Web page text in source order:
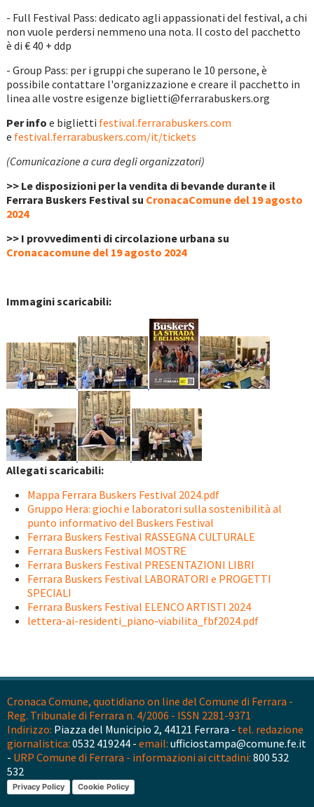
- Full Festival Pass: dedicato agli appassionati del festival, a chi
non vuole perdersi nemmeno una nota. Il costo del pacchetto
è di € 40 + ddp
- Group Pass: per i gruppi che superano le 10 persone, è
possibile contattare l'organizzazione e creare il pacchetto in
linea alle vostre esigenze biglietti@ferrarabuskers.org
Per info e biglietti festival.ferrarabuskers.com
e festival.ferrarabuskers.com/it/tickets
(Comunicazione a cura degli organizzatori)
>> Le disposizioni per la vendita di bevande durante il
Ferrara Buskers Festival su CronacaComune del 19 agosto
2024
>> I provvedimenti di circolazione urbana su
Cronacacomune del 19 agosto 2024
Immagini scaricabili:
Allegati scaricabili:
Mappa Ferrara Buskers Festival 2024.pdf
Gruppo Hera: giochi e laboratori sulla sostenibilità al
punto informativo del Buskers Festival
Ferrara Buskers Festival RASSEGNA CULTURALE
Ferrara Buskers Festival MOSTRE
Ferrara Buskers Festival PRESENTAZIONI LIBRI
Ferrara Buskers Festival LABORATORI e PROGETTI
SPECIALI
Ferrara Buskers Festival ELENCO ARTISTI 2024
lettera-ai-residenti_piano-viabilita_fbf2024.pdf
Cronaca Comune, quotidiano on line del Comune di Ferrara -
Reg. Tribunale di Ferrara n. 4/2006 - ISSN 2281-9371
Indirizzo: Piazza del Municipio 2, 44121 Ferrara - tel. redazione
giornalistica: 0532 419244 - email: ufficiostampa@comune.fe.it
- URP Comune di Ferrara - informazioni ai cittadini: 800 532
532
Privacy Policy Cookie Policy